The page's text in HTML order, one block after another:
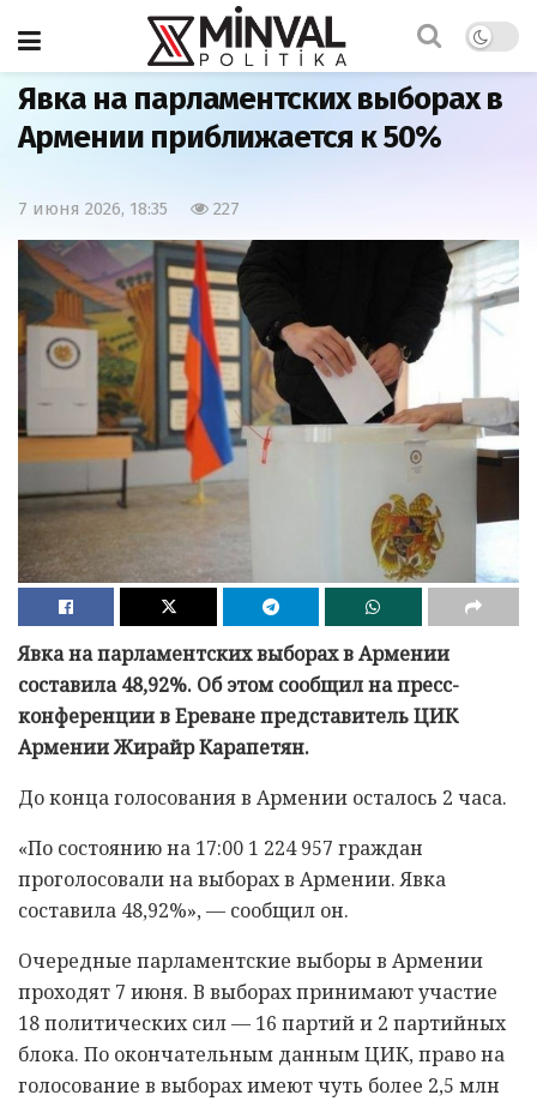
Главная
Явка на парламентских выборах в
Армении приближается к 50%
7 июня 2026, 18:35 227
Явка на парламентских выборах в Армении
составила 48,92%. Об этом сообщил на пресс-
конференции в Ереване представитель ЦИК
Армении Жирайр Карапетян.
До конца голосования в Армении осталось 2 часа.
«По состоянию на 17:00 1 224 957 граждан
проголосовали на выборах в Армении. Явка
составила 48,92%», — сообщил он.
Очередные парламентские выборы в Армении
проходят 7 июня. В выборах принимают участие
18 политических сил — 16 партий и 2 партийных
блока. По окончательным данным ЦИК, право на
голосование в выборах имеют чуть более 2,5 млн